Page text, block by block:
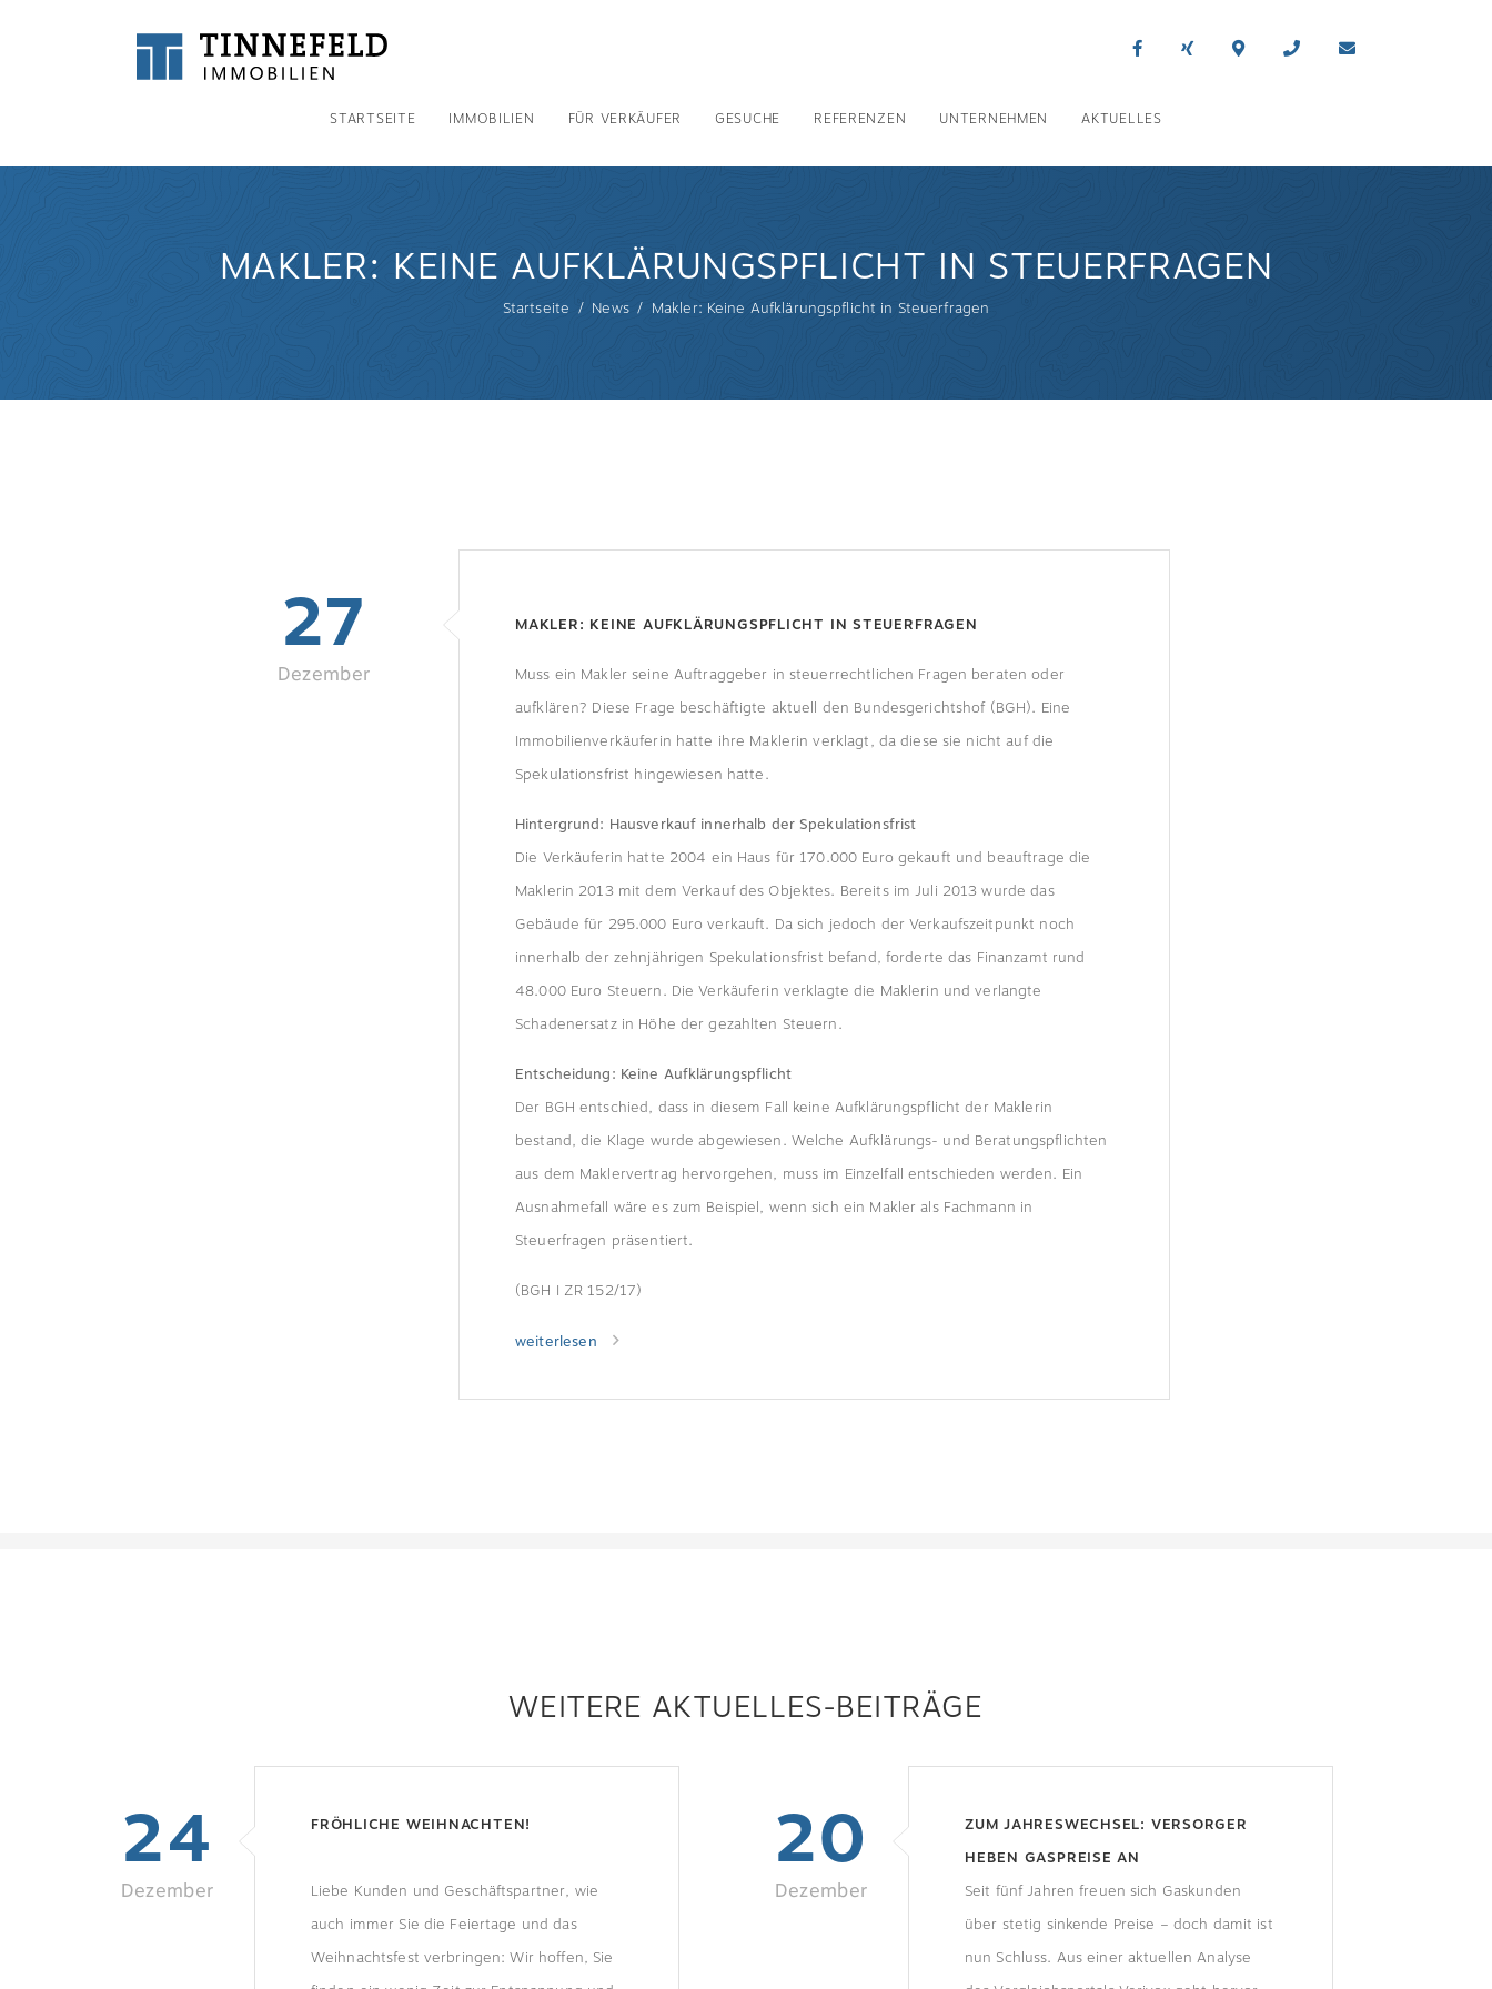
STARTSEITE IMMOBILIEN FÜR VERKÄUFER GESUCHE REFERENZEN UNTERNEHMEN AKTUELLES
MAKLER: KEINE AUFKLÄRUNGSPFLICHT IN STEUERFRAGEN
Startseite News Makler: Keine Aufklärungspflicht in Steuerfragen
27
Dezember
MAKLER: KEINE AUFKLÄRUNGSPFLICHT IN STEUERFRAGEN
Muss ein Makler seine Auftraggeber in steuerrechtlichen Fragen beraten oder
aufklären? Diese Frage beschäftigte aktuell den Bundesgerichtshof (BGH). Eine
Immobilienverkäuferin hatte ihre Maklerin verklagt, da diese sie nicht auf die
Spekulationsfrist hingewiesen hatte.
Hintergrund: Hausverkauf innerhalb der Spekulationsfrist
Die Verkäuferin hatte 2004 ein Haus für 170.000 Euro gekauft und beauftrage die
Maklerin 2013 mit dem Verkauf des Objektes. Bereits im Juli 2013 wurde das
Gebäude für 295.000 Euro verkauft. Da sich jedoch der Verkaufszeitpunkt noch
innerhalb der zehnjährigen Spekulationsfrist befand, forderte das Finanzamt rund
48.000 Euro Steuern. Die Verkäuferin verklagte die Maklerin und verlangte
Schadenersatz in Höhe der gezahlten Steuern.
Entscheidung: Keine Aufklärungspflicht
Der BGH entschied, dass in diesem Fall keine Aufklärungspflicht der Maklerin
bestand, die Klage wurde abgewiesen. Welche Aufklärungs- und Beratungspflichten
aus dem Maklervertrag hervorgehen, muss im Einzelfall entschieden werden. Ein
Ausnahmefall wäre es zum Beispiel, wenn sich ein Makler als Fachmann in
Steuerfragen präsentiert.
(BGH I ZR 152/17)
weiterlesen
WEITERE AKTUELLES-BEITRÄGE
24
Dezember
FRÖHLICHE WEIHNACHTEN!
Liebe Kunden und Geschäftspartner, wie
auch immer Sie die Feiertage und das
Weihnachtsfest verbringen: Wir hoffen, Sie
20
Dezember
ZUM JAHRESWECHSEL: VERSORGER
HEBEN GASPREISE AN
Seit fünf Jahren freuen sich Gaskunden
über stetig sinkende Preise – doch damit ist
nun Schluss. Aus einer aktuellen Analyse